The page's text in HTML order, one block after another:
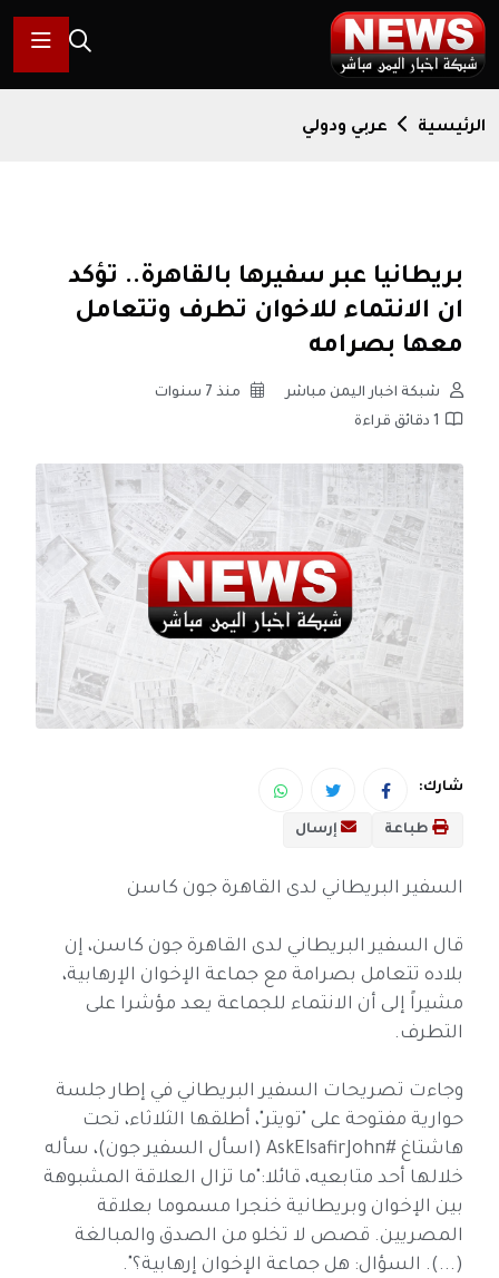
الرئيسية عربي ودولي
بريطانيا عبر سفيرها بالقاهرة.. تؤكد
ان الانتماء للاخوان تطرف وتتعامل
معها بصرامه
شبكة اخبار اليمن مباشر
منذ 7 سنوات
1 دقائق قراءة
شارك:
طباعة إرسال
السفير البريطاني لدى القاهرة جون كاسن
قال السفير البريطاني لدى القاهرة جون كاسن، إن
بلاده تتعامل بصرامة مع جماعة الإخوان الإرهابية،
مشيراً إلى أن الانتماء للجماعة يعد مؤشرا على
التطرف.
وجاءت تصريحات السفير البريطاني في إطار جلسة
حوارية مفتوحة على "تويتر"، أطلقها الثلاثاء، تحت
هاشتاغ #AskElsafirJohn (اسأل السفير جون)، سأله
خلالها أحد متابعيه، قائلا:"ما تزال العلاقة المشبوهة
بين الإخوان وبريطانية خنجرا مسموما بعلاقة
المصريين. قصص لا تخلو من الصدق والمبالغة
(...). السؤال: هل جماعة الإخوان إرهابية؟".